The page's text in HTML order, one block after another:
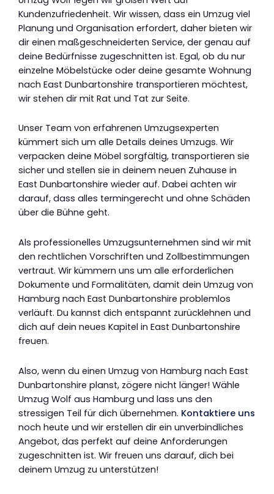
Kundenzufriedenheit. Wir wissen, dass ein Umzug viel
Planung und Organisation erfordert, daher bieten wir
dir einen maßgeschneiderten Service, der genau auf
deine Bedürfnisse zugeschnitten ist. Egal, ob du nur
einzelne Möbelstücke oder deine gesamte Wohnung
nach East Dunbartonshire transportieren möchtest,
wir stehen dir mit Rat und Tat zur Seite.
Unser Team von erfahrenen Umzugsexperten
kümmert sich um alle Details deines Umzugs. Wir
verpacken deine Möbel sorgfältig, transportieren sie
sicher und stellen sie in deinem neuen Zuhause in
East Dunbartonshire wieder auf. Dabei achten wir
darauf, dass alles termingerecht und ohne Schäden
über die Bühne geht.
Als professionelles Umzugsunternehmen sind wir mit
den rechtlichen Vorschriften und Zollbestimmungen
vertraut. Wir kümmern uns um alle erforderlichen
Dokumente und Formalitäten, damit dein Umzug von
Hamburg nach East Dunbartonshire problemlos
verläuft. Du kannst dich entspannt zurücklehnen und
dich auf dein neues Kapitel in East Dunbartonshire
freuen.
Also, wenn du einen Umzug von Hamburg nach East
Dunbartonshire planst, zögere nicht länger! Wähle
Umzug Wolf aus Hamburg und lass uns den
stressigen Teil für dich übernehmen. Kontaktiere uns
noch heute und wir erstellen dir ein unverbindliches
Angebot, das perfekt auf deine Anforderungen
zugeschnitten ist. Wir freuen uns darauf, dich bei
deinem Umzug zu unterstützen!